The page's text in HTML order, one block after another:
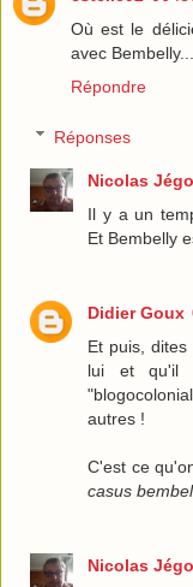
Où est le
avec Bembelly...
Répondre
Réponses
Nicolas
Il y a un
Et Bembelly
Didier Goux
Et puis,
lui et qu'il
autres !
C'est ce
casus
Nicolas